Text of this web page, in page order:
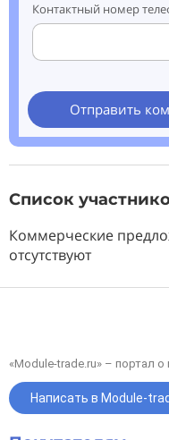
Контактный номер
Отправить
Список
Коммерческие
отсутствуют
«Module-trade.ru» – портал
Написать в Module-